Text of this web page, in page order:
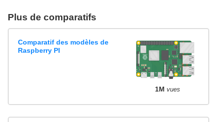
Plus de comparatifs
Comparatif des modèles de
Raspberry PI
1M vues